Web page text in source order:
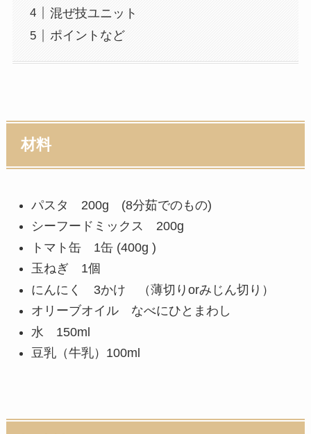
混ぜ技ユニット
ポイントなど
材料
パスタ 200g (8分茹でのもの)
シーフードミックス 200g
トマト缶 1缶 (400g )
玉ねぎ 1個
にんにく 3かけ （薄切りorみじん切り）
オリーブオイル なべにひとまわし
水 150ml
豆乳（牛乳）100ml